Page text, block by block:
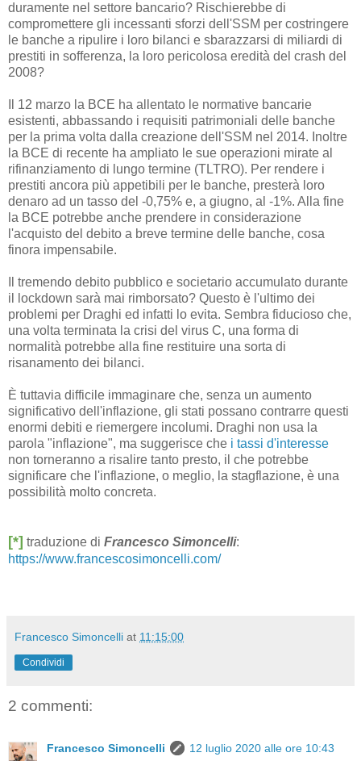
duramente nel settore bancario? Rischierebbe di
compromettere gli incessanti sforzi dell'SSM per costringere
le banche a ripulire i loro bilanci e sbarazzarsi di miliardi di
prestiti in sofferenza, la loro pericolosa eredità del crash del
2008?
Il 12 marzo la BCE ha allentato le normative bancarie
esistenti, abbassando i requisiti patrimoniali delle banche
per la prima volta dalla creazione dell'SSM nel 2014. Inoltre
la BCE di recente ha ampliato le sue operazioni mirate al
rifinanziamento di lungo termine (TLTRO). Per rendere i
prestiti ancora più appetibili per le banche, presterà loro
denaro ad un tasso del -0,75% e, a giugno, al -1%. Alla fine
la BCE potrebbe anche prendere in considerazione
l'acquisto del debito a breve termine delle banche, cosa
finora impensabile.
Il tremendo debito pubblico e societario accumulato durante
il lockdown sarà mai rimborsato? Questo è l'ultimo dei
problemi per Draghi ed infatti lo evita. Sembra fiducioso che,
una volta terminata la crisi del virus C, una forma di
normalità potrebbe alla fine restituire una sorta di
risanamento dei bilanci.
È tuttavia difficile immaginare che, senza un aumento
significativo dell'inflazione, gli stati possano contrarre questi
enormi debiti e riemergere incolumi. Draghi non usa la
parola "inflazione", ma suggerisce che i tassi d'interesse
non torneranno a risalire tanto presto, il che potrebbe
significare che l'inflazione, o meglio, la stagflazione, è una
possibilità molto concreta.
[*] traduzione di Francesco Simoncelli:
https://www.francescosimoncelli.com/
Francesco Simoncelli at 11:15:00
Condividi
2 commenti:
Francesco Simoncelli 12 luglio 2020 alle ore 10:43